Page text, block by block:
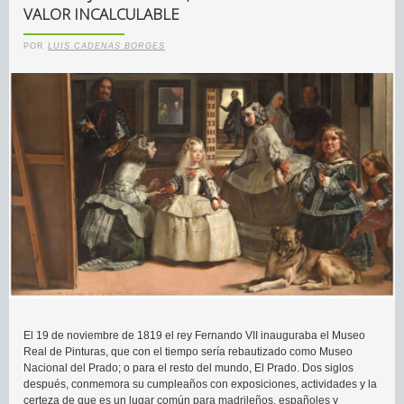
VALOR INCALCULABLE
POR LUIS CADENAS BORGES
El 19 de noviembre de 1819 el rey Fernando VII inauguraba el Museo
Real de Pinturas, que con el tiempo sería rebautizado como Museo
Nacional del Prado; o para el resto del mundo, El Prado. Dos siglos
después, conmemora su cumpleaños con exposiciones, actividades y la
certeza de que es un lugar común para madrileños, españoles y